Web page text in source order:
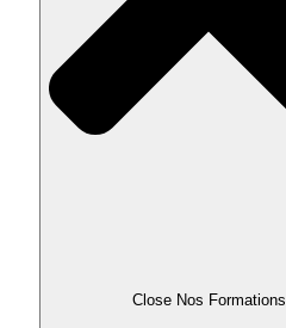
Close Nos Formations